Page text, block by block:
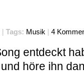
| Tags: Musik | 4
entdeckt
höre ihn